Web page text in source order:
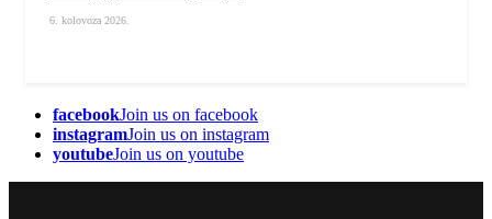
6. kolovoza 2026.
facebookJoin us on facebook
instagramJoin us on instagram
youtubeJoin us on youtube